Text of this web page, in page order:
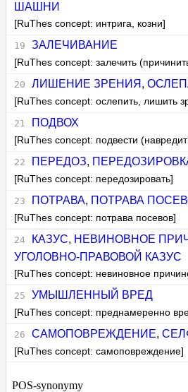
ШАШНИ
[RuThes concept: интрига, козни]
ЗАЛЕЧИВАНИЕ
[RuThes concept: залечить
ЛИШЕНИЕ ЗРЕНИЯ ,
[RuThes concept: ослепить, лишить
ПОДВОХ
[RuThes concept: подвести
ПЕРЕДОЗ,
[RuThes concept: передозировать]
ПОТРАВА, ПОТРАВА
[RuThes concept: потрава посевов]
КАЗУС, НЕВИНОВНОЕ
УГОЛОВНО-ПРАВОВОЙ КАЗУС
[RuThes concept: невиновное
УМЫШЛЕННЫЙ ВРЕД
[RuThes concept: преднамеренно
САМОПОВРЕЖДЕНИЕ,
[RuThes concept: самоповреждение]
POS-synonymy